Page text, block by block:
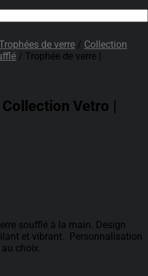
de verre / Collection
/ Trophée de verre |
Vetro |
soufflé à la main. Design
et vibrant. Personnalisation
choix.